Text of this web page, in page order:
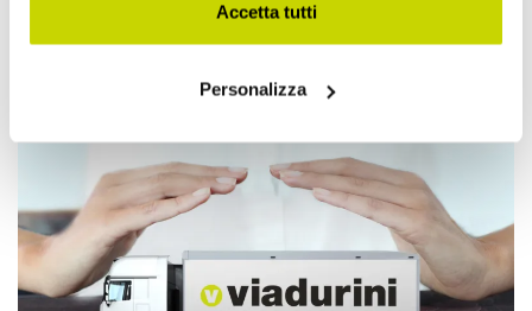
Accetta tutti
Personalizza
Approfittane subito!